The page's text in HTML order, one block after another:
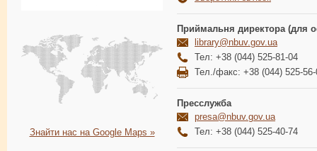
Знайти нас на Google Maps »
Приймальня директора (для
library@nbuv.gov.ua
Тел: +38 (044) 525-81-04
Тел./факс: +38 (044) 525-56-
Пресслужба
presa@nbuv.gov.ua
Тел: +38 (044) 525-40-74